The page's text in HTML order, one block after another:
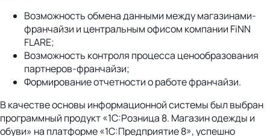
Возможность обмена данными между магазинами-
франчайзи и центральным офисом компании FiNN
FLARE;
Возможность контроля процесса ценообразования
партнеров-франчайзи;
Формирование отчетности о работе франчайзи.
В качестве основы информационной системы был выбран
программный продукт «1С:Розница 8. Магазин одежды и
обуви» на платформе «1С:Предприятие 8», успешно